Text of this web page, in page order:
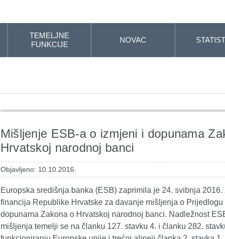
TEMELJNE
FUNKCIJE
NOVAC
Mišljenje ESB-a o izmjeni i dopunama
Hrvatskoj narodnoj banci
Objavljeno: 10.10.2016.
Europska središnja banka (ESB) zaprimila je 24. svibnja 2016.
financija Republike Hrvatske za davanje mišljenja o
dopunama Zakona o Hrvatskoj narodnoj banci. Nadležnost
mišljenja temelji se na članku 127. stavku 4. i članku 282.